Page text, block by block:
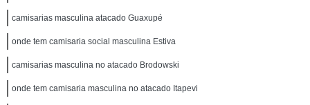
camisarias masculina atacado Guaxupé
onde tem camisaria social masculina Estiva
camisarias masculina no atacado Brodowski
onde tem camisaria masculina no atacado Itapevi